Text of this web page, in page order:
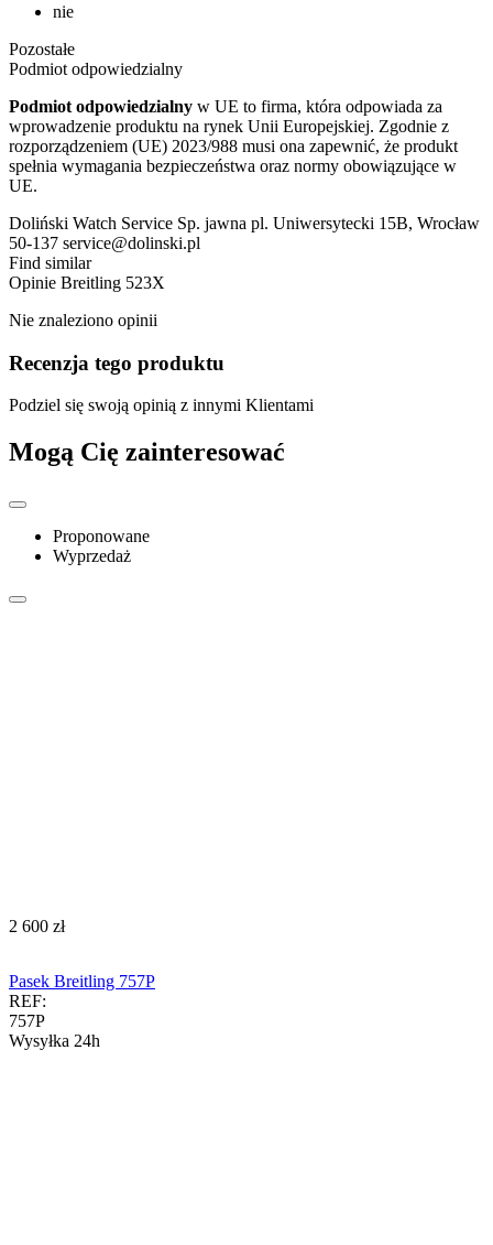
nie
Pozostałe
Podmiot odpowiedzialny
Podmiot odpowiedzialny w UE to firma, która odpowiada za
wprowadzenie produktu na rynek Unii Europejskiej. Zgodnie z
rozporządzeniem (UE) 2023/988 musi ona zapewnić, że produkt
spełnia wymagania bezpieczeństwa oraz normy obowiązujące w
UE.
Doliński Watch Service Sp. jawna pl. Uniwersytecki 15B, Wrocław
50-137 service@dolinski.pl
Find similar
Opinie Breitling 523X
Nie znaleziono opinii
Recenzja tego produktu
Podziel się swoją opinią z innymi Klientami
Mogą Cię zainteresować
Proponowane
Wyprzedaż
‍2 600‍ zł
Pasek Breitling 757P
REF:
757P
Wysyłka 24h